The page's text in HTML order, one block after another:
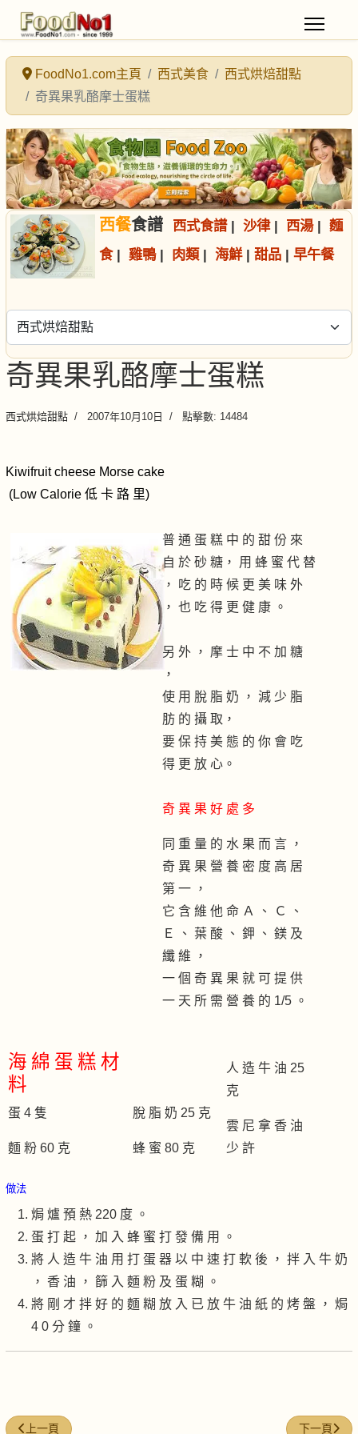
FoodNo1.com主頁 西式美食
西式烘焙甜點
奇異果乳酪摩士蛋糕
西餐食譜 西式食譜| 沙律| 西湯| 麵
食| 雞鴨| 肉類 | 海鮮| 甜品 | 早午餐
選擇食譜分類
奇異果乳酪摩士蛋糕
西式烘焙甜點 2007年10月10日 點擊數: 14484
Kiwifruit cheese Morse cake
(Low Calorie 低 卡 路 里)
普 通 蛋 糕 中 的 甜 份 來
自 於 砂 糖， 用 蜂 蜜 代 替
， 吃 的 時 候 更 美 味 外
， 也 吃 得 更 健 康 。
另 外 ， 摩 士 中 不 加 糖
，
使 用 脫 脂 奶 ， 減 少 脂
肪 的 攝 取，
要 保 持 美 態 的 你 會 吃
得 更 放 心。
奇 異 果 好 處 多
同 重 量 的 水 果 而 言 ，
奇 異 果 營 養 密 度 高 居
第 一 ，
它 含 維 他 命 Ａ 、 Ｃ 、
Ｅ 、 葉 酸 、 鉀 、 鎂 及
纖 維 ，
一 個 奇 異 果 就 可 提 供
一 天 所 需 營 養 的 1/5 。
海 綿 蛋 糕 材
料
蛋 4 隻
麵 粉 60 克
脫 脂 奶 25 克
蜂 蜜 80 克
人 造 牛 油 25
克
雲 尼 拿 香 油
少 許
做法
焗 爐 預 熱 220 度 。
蛋 打 起 ， 加 入 蜂 蜜 打 發 備 用 。
將 人 造 牛 油 用 打 蛋 器 以 中 速 打 軟 後 ， 拌 入 牛 奶
， 香 油 ， 篩 入 麵 粉 及 蛋 糊 。
將 剛 才 拌 好 的 麵 糊 放 入 已 放 牛 油 紙 的 烤 盤 ， 焗
4 0 分 鐘 。
上一篇文章: 紅粉俏佳人
上一頁 下一篇文章
下一頁